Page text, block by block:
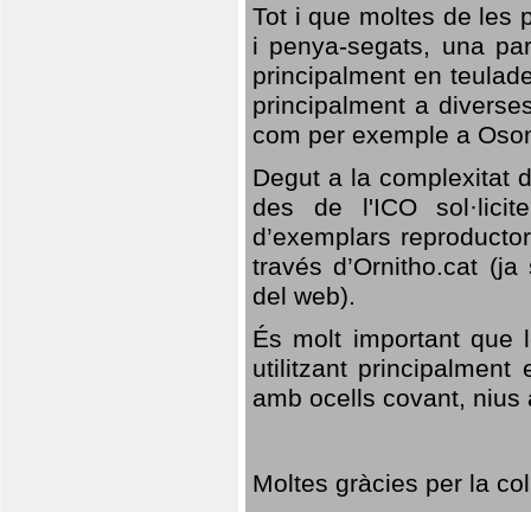
Tot i que moltes de les
i penya-segats, una
principalment en
principalment a
com per exemple a
Degut a la complexitat
des de l'ICO
d’exemplars
través d’Ornitho.cat
del web).
És molt important que
utilitzant
amb ocells covant,
Moltes gràcies per la